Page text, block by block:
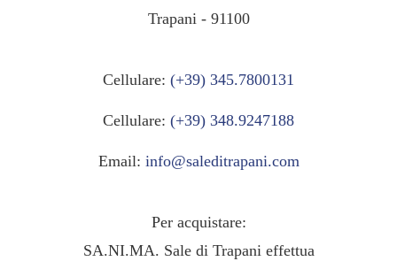
Trapani - 91100
Cellulare: (+39) 345.7800131
Cellulare: (+39) 348.9247188
Email: info@saleditrapani.com
Per acquistare:
SA.NI.MA. Sale di Trapani effettua